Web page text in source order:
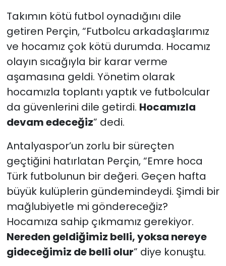
Takımın kötü futbol oynadığını dile
getiren Perçin, “Futbolcu arkadaşlarımız
ve hocamız çok kötü durumda. Hocamız
olayın sıcağıyla bir karar verme
aşamasına geldi. Yönetim olarak
hocamızla toplantı yaptık ve futbolcular
da güvenlerini dile getirdi. Hocamızla
devam edeceğiz” dedi.
Antalyaspor’un zorlu bir süreçten
geçtiğini hatırlatan Perçin, “Emre hoca
Türk futbolunun bir değeri. Geçen hafta
büyük kulüplerin gündemindeydi. Şimdi bir
mağlubiyetle mi göndereceğiz?
Hocamıza sahip çıkmamız gerekiyor.
Nereden geldiğimiz belli, yoksa nereye
gideceğimiz de belli olur” diye konuştu.